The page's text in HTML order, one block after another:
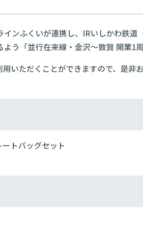
ンふくいが連携し、IRいしかわ鉄
う「並行在来線・金沢～敦賀 開業1
いただくことができますので、是非
トバッグセット